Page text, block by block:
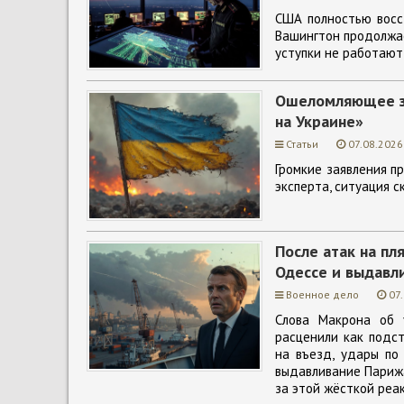
США полностью
Вашингтон
уступки не
Ошеломляющее
на Украине»
Статьи
Громкие заявления
эксперта, ситуация
После атак на
Одессе и
Военное дело
Слова Макрона об
расценили как
на въезд, удары по
выдавливание
за этой жёсткой